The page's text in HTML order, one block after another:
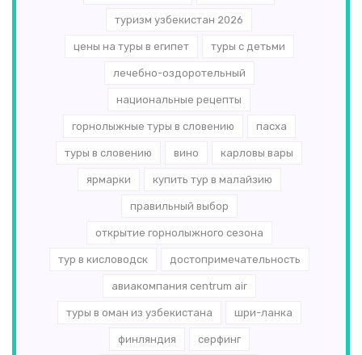
туризм узбекистан 2026
цены на туры в египет туры с детьми
лечебно-оздоротельный
национальные рецепты
горнолыжные туры в словению пасха
туры в словению вино карловы вары
ярмарки купить тур в малайзию
правильный выбор
открытие горнолыжного сезона
тур в кисловодск достопримечательность
авиакомпания centrum air
туры в оман из узбекистана шри-ланка
финляндия серфинг